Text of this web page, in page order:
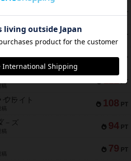
PT
稿
PT
稿
203 PT
PT
108 PT
フライト
94 PT
－ズ
79 PT